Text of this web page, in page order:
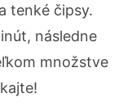
tenké čipsy.
následne
množstve